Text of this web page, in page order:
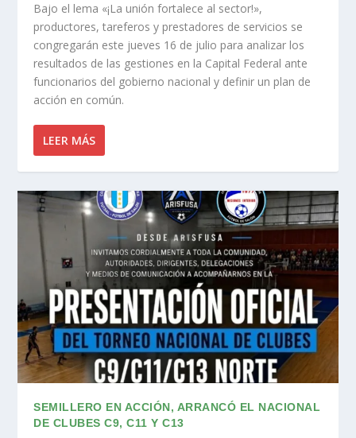
Bajo el lema «¡La unión fortalece al sector!»,
productores, tareferos y prestadores de servicios se
congregarán este jueves 16 de julio para analizar los
resultados de las gestiones en la Capital Federal ante
funcionarios del gobierno nacional y definir un plan de
acción en común.
LEER MÁS
SEMILLERO EN ACCIÓN, ARRANCÓ EL NACIONAL
DE CLUBES C9, C11 Y C13